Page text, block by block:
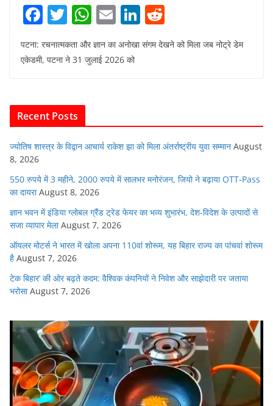
F
c
o
o
k
T
itt
W
at
p
E
m
ai
Li
n
k
e
d
पटना: रचनात्मकता और ज्ञान का अनोखा संगम देखने को मिला जब नोट्रे डेम
एकेडमी, पटना ने 31 जुलाई 2026 को
Recent Posts
ज्योतिष शास्त्र के विद्वान आचार्य राकेश झा को मिला अंतर्राष्ट्रीय युवा सम्मान August
8, 2026
550 रुपये में 3 महीने, 2000 रुपये में सालभर मनोरंजन, जियो ने बढ़ाया OTT-Pass
का दायरा August 8, 2026
ज्ञान भवन में इंडिया ग्लोबल ग्रैंड ट्रेड फेयर का भव्य शुभारंभ, देश-विदेश के उत्पादों से
सजा व्यापार मेला August 7, 2026
ऑयलर मोटर्स ने भारत में खोला अपना 110वां शोरूम, यह बिहार राज्य का पांचवां शोरूम
है August 7, 2026
टेक बिहार’ की ओर बढ़ते कदम: वैश्विक कंपनियों ने निवेश और साझेदारी पर जताया
भरोसा August 7, 2026